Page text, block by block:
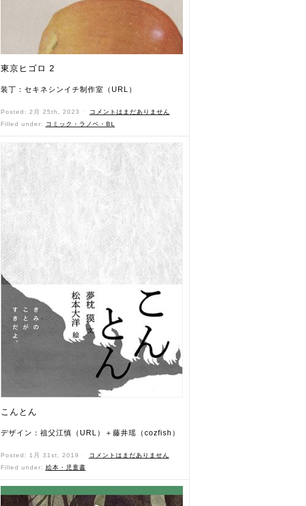
東京ヒゴロ 2
装丁：セキネシンイチ制作室（URL）
Posted: 2月 25th, 2023 ˑ
コメントはまだありません
Filled under:
コミック・ラノベ・BL
こんとん
デザイン：祖父江慎（URL）＋藤井瑶（cozfish）
Posted: 1月 31st, 2019 ˑ
コメントはまだありません
Filled under: 絵本・児童書